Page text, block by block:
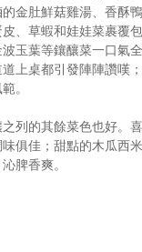
金肚鮮菇雞湯、香酥
、草蝦和娃娃菜裹覆
玉葉等鑲釀菜一口氣
上桌都引發陣陣讚嘆
。
列的其餘菜色也好。
俱佳；甜點的木瓜西
脾香爽。